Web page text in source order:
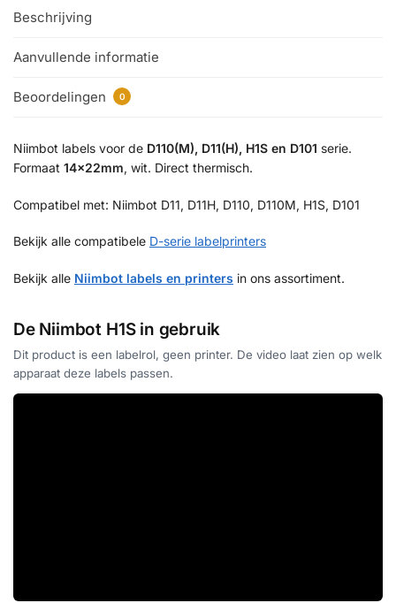
Beschrijving
Aanvullende informatie
Beoordelingen 0
Niimbot labels voor de D110(M), D11(H), H1S en D101 serie.
Formaat 14×22mm, wit. Direct thermisch.
Compatibel met: Niimbot D11, D11H, D110, D110M, H1S, D101
Bekijk alle compatibele D-serie labelprinters
Bekijk alle Niimbot labels en printers in ons assortiment.
De Niimbot H1S in gebruik
Dit product is een labelrol, geen printer. De video laat zien op welk
apparaat deze labels passen.